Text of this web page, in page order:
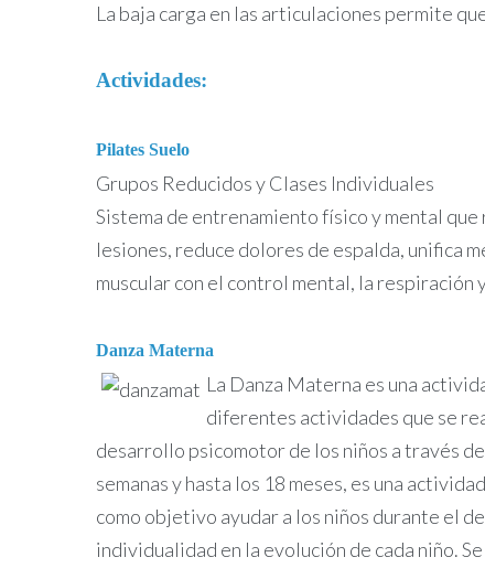
La baja carga en las articulaciones permite
Actividades:
Pilates Suelo
Grupos Reducidos y Clases Individuales
Sistema de entrenamiento físico y mental
lesiones, reduce dolores de espalda, unifica
muscular con el control mental, la respiración
Danza Materna
La Danza Materna es una
diferentes actividades que se
desarrollo psicomotor de los niños a través
semanas y hasta los 18 meses, es una
como objetivo ayudar a los niños durante el
individualidad en la evolución de cada niño.